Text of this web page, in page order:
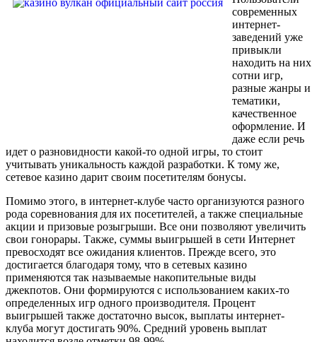
современных
интернет-
заведений уже
привыкли
находить на них
сотни игр,
разные жанры и
тематики,
качественное
оформление. И
даже если речь
идет о разновидности какой-то одной игры, то стоит
учитывать уникальность каждой разработки. К тому же,
сетевое казино дарит своим посетителям бонусы.
Помимо этого, в интернет-клубе часто организуются разного
рода соревнования для их посетителей, а также специальные
акции и призовые розыгрыши. Все они позволяют увеличить
свои гонорары. Также, суммы выигрышей в сети Интернет
превосходят все ожидания клиентов. Прежде всего, это
достигается благодаря тому, что в сетевых казино
применяются так называемые накопительные виды
джекпотов. Они формируются с использованием каких-то
определенных игр одного производителя. Процент
выигрышей также достаточно высок, выплаты интернет-
клуба могут достигать 90%. Средний уровень выплат